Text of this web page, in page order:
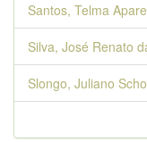
Santos, Telma
Silva, José Renato
Slongo, Juliano